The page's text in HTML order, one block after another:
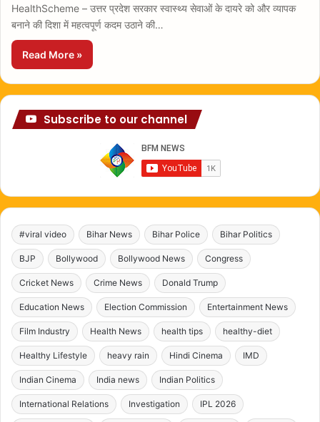
HealthScheme – उत्तर प्रदेश सरकार स्वास्थ्य सेवाओं के दायरे को और व्यापक
बनाने की दिशा में महत्वपूर्ण कदम उठाने की…
Read More »
Subscribe to our channel
#viral video Bihar News Bihar Police Bihar Politics
BJP Bollywood Bollywood News Congress
Cricket News Crime News Donald Trump
Education News Election Commission Entertainment News
Film Industry Health News health tips healthy-diet
Healthy Lifestyle heavy rain Hindi Cinema IMD
Indian Cinema India news Indian Politics
International Relations Investigation IPL 2026